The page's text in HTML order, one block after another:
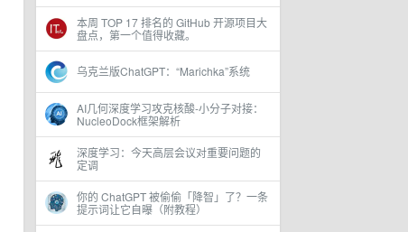
本周 TOP 17 排名的 GitHub 开源项目大
盘点，第一个值得收藏。
乌克兰版ChatGPT：“Marichka”系统
AI几何深度学习攻克核酸-小分子对接：
NucleoDock框架解析
深度学习：今天高层会议对重要问题的
定调
你的 ChatGPT 被偷偷「降智」了？一条
提示词让它自曝（附教程）